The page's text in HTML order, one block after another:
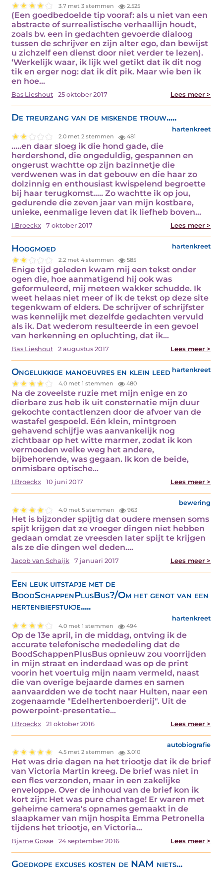
3.7 met 3 stemmen 2.525
(Een goedbedoelde tip vooraf: als u niet van een
abstracte of surrealistische verhaallijn houdt,
zoals bv. een in gedachten gevoerde dialoog
tussen de schrijver en zijn alter ego, dan bewijst
u zichzelf een dienst door niet verder te lezen).
‘Werkelijk waar, ik lijk wel getikt dat ik dit nog
tik en erger nog: dat ik dit pik. Maar wie ben ik
en hoe…
Bas Lieshout 25 oktober 2017 Lees meer >
De treurzang van de miskende trouw.....
hartenkreet
2.0 met 2 stemmen 481
.....en daar sloeg ik die hond gade, die
herdershond, die ongeduldig, gespannen en
ongerust wachtte op zijn bazinnetje die
verdwenen was in dat gebouw en die haar zo
dolzinnig en enthousiast kwispelend begroette
bij haar terugkomst..... Zo wachtte ik op jou,
gedurende die zeven jaar van mijn kostbare,
unieke, eenmalige leven dat ik liefheb boven…
I.Broeckx 7 oktober 2017 Lees meer >
Hoogmoed hartenkreet
2.2 met 4 stemmen 585
Enige tijd geleden kwam mij een tekst onder
ogen die, hoe aanmatigend hij ook was
geformuleerd, mij meteen wakker schudde. Ik
weet helaas niet meer of ik de tekst op deze site
tegenkwam of elders. De schrijver of schrijfster
was kennelijk met dezelfde gedachten vervuld
als ik. Dat wederom resulteerde in een gevoel
van herkenning en opluchting, dat ik…
Bas Lieshout 2 augustus 2017 Lees meer >
Ongelukkige manoeuvres en klein leed hartenkreet
4.0 met 1 stemmen 480
Na de zoveelste ruzie met mijn enige en zo
dierbare zus heb ik uit consternatie mijn duur
gekochte contactlenzen door de afvoer van de
wastafel gespoeld. Eén klein, mintgroen
gehavend schijfje was aanvankelijk nog
zichtbaar op het witte marmer, zodat ik kon
vermoeden welke weg het andere,
bijbehorende, was gegaan. Ik kon de beide,
onmisbare optische…
I.Broeckx 10 juni 2017 Lees meer >
bewering
4.0 met 5 stemmen 963
Het is bijzonder spijtig dat oudere mensen soms
spijt krijgen dat ze vroeger dingen niet hebben
gedaan omdat ze vreesden later spijt te krijgen
als ze die dingen wel deden.…
Jacob van Schaijk 7 januari 2017 Lees meer >
Een leuk uitstapje met de
BoodSchappenPlusBus?/Om het genot van een
hertenbiefstukje.....
hartenkreet
4.0 met 1 stemmen 494
Op de 13e april, in de middag, ontving ik de
accurate telefonische mededeling dat de
BoodSchappenPlusBus opnieuw zou voorrijden
in mijn straat en inderdaad was op de print
voorin het voertuig mijn naam vermeld, naast
die van overige bejaarde dames en samen
aanvaardden we de tocht naar Hulten, naar een
zogenaamde "Edelhertenboerderij". Uit de
powerpoint-presentatie…
I.Broeckx 21 oktober 2016 Lees meer >
autobiografie
4.5 met 2 stemmen 3.010
Het was drie dagen na het triootje dat ik de brief
van Victoria Martin kreeg. De brief was niet in
een fles verzonden, maar in een zakelijke
enveloppe. Over de inhoud van de brief kon ik
kort zijn: Het was pure chantage! Er waren met
geheime camera's opnames gemaakt in de
slaapkamer van mijn hospita Emma Petronella
tijdens het triootje, en Victoria…
Bjarne Gosse 24 september 2016 Lees meer >
Goedkope excuses kosten de NAM niets...